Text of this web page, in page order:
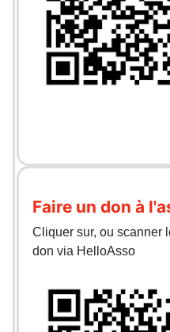
Faire un don à
Cliquer sur, ou scanner
don via HelloAsso